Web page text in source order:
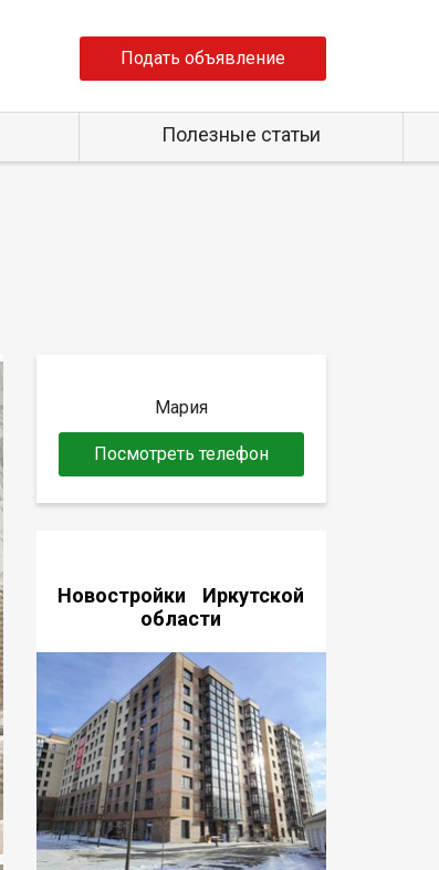
Подать объявление
Полезные статьи
Мария
Посмотреть телефон
Новостройки Иркутской
области